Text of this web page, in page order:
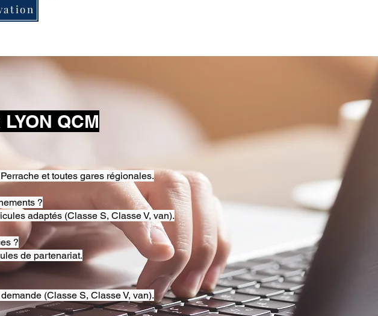
QCM
et toutes gares régionales.
?
adaptés (Classe S, Classe V, van).
?
de partenariat.
(Classe S, Classe V, van).